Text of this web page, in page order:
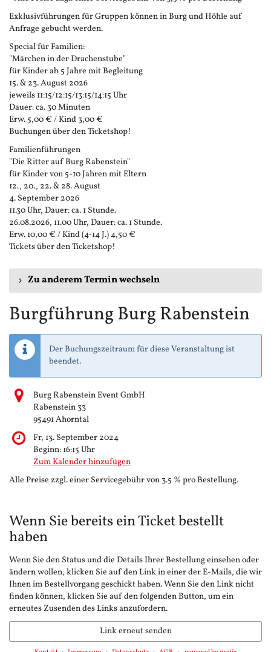
Exklusivführungen für Gruppen können in Burg und Höhle auf
Anfrage gebucht werden.
Special für Familien:
"Märchen in der Drachenstube"
für Kinder ab 5 Jahre mit Begleitung
15. & 23. August 2026
jeweils 11:15/12:15/13:15/14:15 Uhr
Dauer: ca. 30 Minuten
Erw. 5,00 € / Kind 3,00 €
Buchungen über den Ticketshop!
Familienführungen
"Die Ritter auf Burg Rabenstein"
für Kinder von 5-10 Jahren mit Eltern
12., 20., 22. & 28. August
4. September 2026
11.30 Uhr, Dauer: ca. 1 Stunde.
26.08.2026, 11.00 Uhr, Dauer: ca. 1 Stunde.
Erw. 10,00 € / Kind (4-14 J.) 4,50 €
Tickets über den Ticketshop!
Zu anderem Termin wechseln
Burgführung Burg Rabenstein
Der Buchungszeitraum für diese Veranstaltung ist
beendet.
Burg Rabenstein Event GmbH
Rabenstein 33
95491 Ahorntal
Fr, 13. September 2024
Beginn: 16:15 Uhr
Zum Kalender hinzufügen
Alle Preise zzgl. einer Servicegebühr von 3.5 % pro Bestellung.
Wenn Sie bereits ein Ticket bestellt
haben
Wenn Sie den Status und die Details Ihrer Bestellung einsehen oder
ändern wollen, klicken Sie auf den Link in einer der E-Mails, die wir
Ihnen im Bestellvorgang geschickt haben. Wenn Sie den Link nicht
finden können, klicken Sie auf den folgenden Button, um ein
erneutes Zusenden des Links anzufordern.
Link erneut senden